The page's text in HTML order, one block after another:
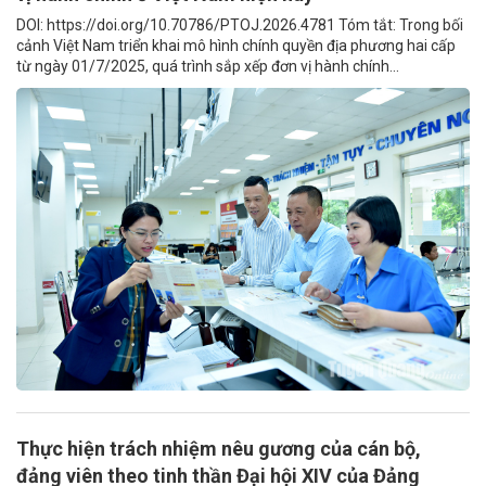
DOI: https://doi.org/10.70786/PTOJ.2026.4781 Tóm tắt: Trong bối
cảnh Việt Nam triển khai mô hình chính quyền địa phương hai cấp
từ ngày 01/7/2025, quá trình sắp xếp đơn vị hành chính...
Thực hiện trách nhiệm nêu gương của cán bộ,
đảng viên theo tinh thần Đại hội XIV của Đảng